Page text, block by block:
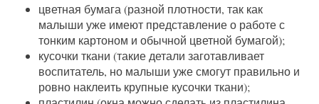
цветная бумага (разной плотности, так как
малыши уже имеют представление о работе с
тонким картоном и обычной цветной бумагой);
кусочки ткани (такие детали заготавливает
воспитатель, но малыши уже смогут правильно и
ровно наклеить крупные кусочки ткани);